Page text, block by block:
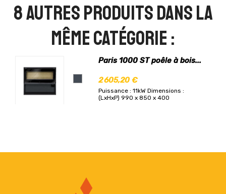
8 autres produits dans la
même catégorie :
Paris 1000 ST poêle à bois...
2 605,20 €
Puissance : 11kW Dimensions :
(LxHxP) 990 x 850 x 400